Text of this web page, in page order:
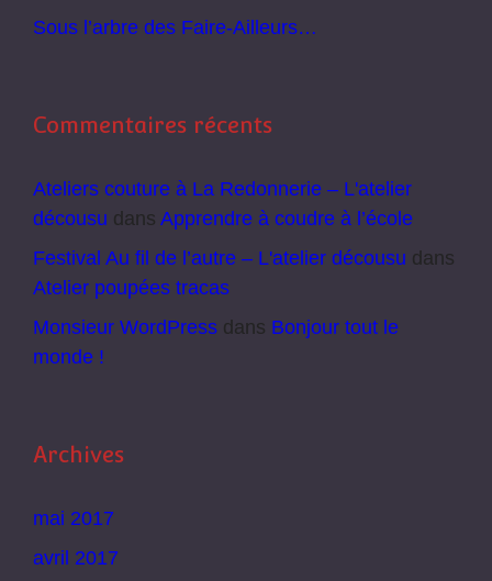
Sous l’arbre des Faire-Ailleurs…
Commentaires récents
Ateliers couture à La Redonnerie – L'atelier
décousu dans Apprendre à coudre à l’école
Festival Au fil de l’autre – L'atelier décousu dans
Atelier poupées tracas
Monsieur WordPress dans Bonjour tout le
monde !
Archives
mai 2017
avril 2017